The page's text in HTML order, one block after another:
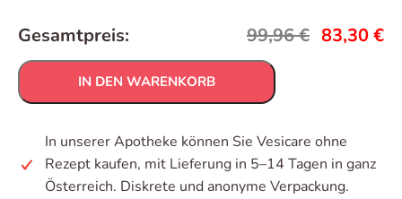
Gesamtpreis: 99,96€ 83,30€
IN DEN WARENKORB
In unserer Apotheke können Sie Vesicare ohne
Rezept kaufen, mit Lieferung in 5–14 Tagen in ganz
Österreich. Diskrete und anonyme Verpackung.